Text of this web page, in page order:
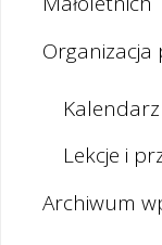
Organizacja
Kalendarz
Lekcje i
Archiwum